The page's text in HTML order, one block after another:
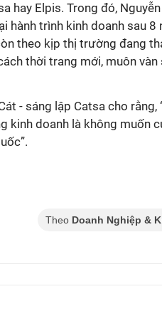
hay Elpis. Trong đó,
hành trình kinh doanh sau 8
theo kịp thị trường đang
thời trang mới, muôn vàn
- sáng lập Catsa cho rằng,
kinh doanh là không muốn
Theo Doanh Nghiệp &